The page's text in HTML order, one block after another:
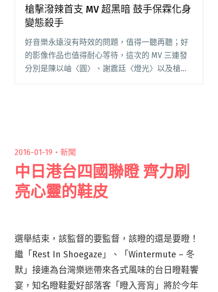
槍擊潑辣首支 MV 超黑暗 鼓手保霖化身
變態殺手
好音樂永遠沒有時效的問題，值得一聽再聽；好
的影像作品也值得耐心等待，這次的 MV 三連發
分別是陳以岫〈圓〉、謝震廷〈燈光〉以及槍擊
潑辣〈青梅竹馬〉，每部作品都值得細細品嚐，
2016-01-19・ 新聞
中日港台四國聯瞪 齊力刷
亮心靈的鞋皮
選舉結束，該監督的要監督，該瞪的還是要瞪！
繼「Rest In Shoegaze」、「Wintermute – 冬
默」接連為台灣樂迷帶來各式風味的台日瞪鞋饗
宴，知名瞪鞋愛好部落客「瞪入膏肓」將於今年